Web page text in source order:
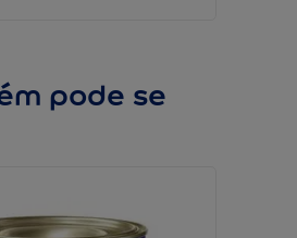
pode se